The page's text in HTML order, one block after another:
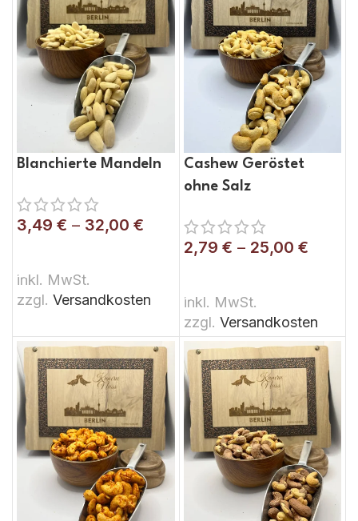
Blanchierte Mandeln
3,49 € – 32,00 €
inkl. MwSt.
zzgl. Versandkosten
Cashew Geröstet
ohne Salz
2,79 € – 25,00 €
inkl. MwSt.
zzgl. Versandkosten